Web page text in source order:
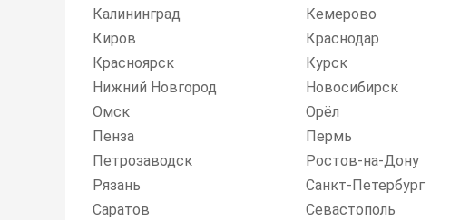
Калининград
Кемерово
Киров
Краснодар
Красноярск
Курск
Нижний Новгород
Новосибирск
Омск
Орёл
Пенза
Пермь
Петрозаводск
Ростов-на-Дону
Рязань
Санкт-Петербург
Саратов
Севастополь